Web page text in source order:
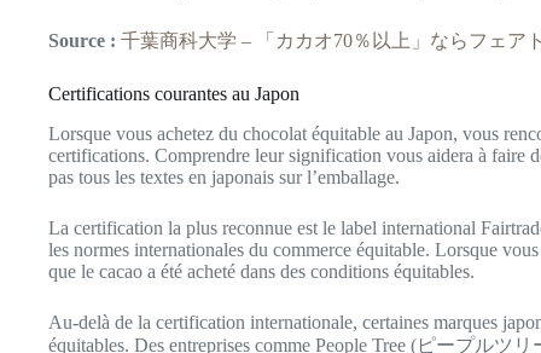
Source : 千葉商科大学 – 「カカオ70％以上」ならフェア
Certifications courantes au Japon
Lorsque vous achetez du chocolat équitable au Japon, vous
certifications. Comprendre leur signification vous aidera à faire
pas tous les textes en japonais sur l’emballage.
La certification la plus reconnue est le label international
les normes internationales du commerce équitable. Lorsque
que le cacao a été acheté dans des conditions équitables.
Au-delà de la certification internationale, certaines marques
équitables. Des entreprises comme People Tree (ピープルツリ